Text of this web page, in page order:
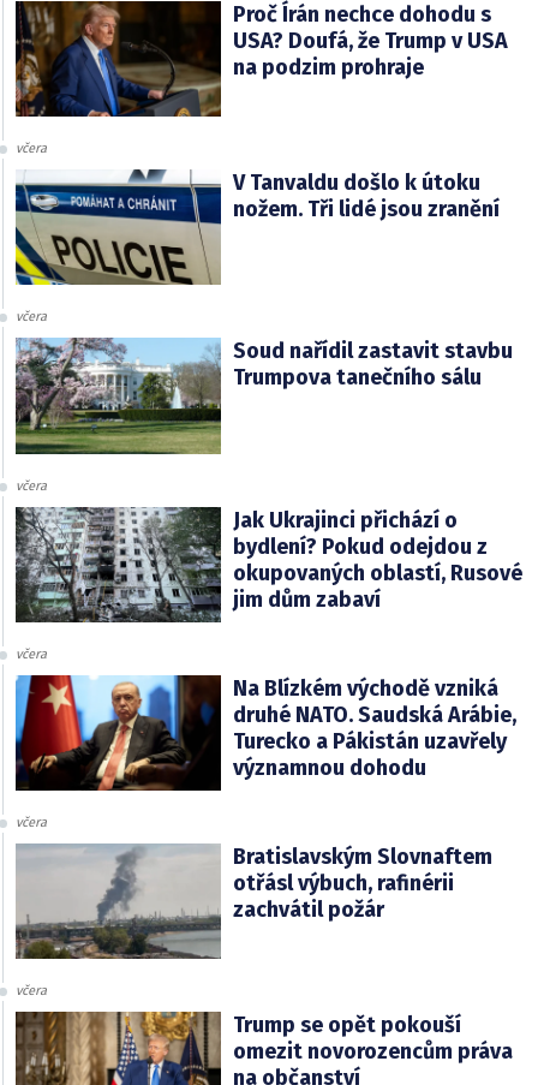
Proč Írán nechce dohodu s
USA? Doufá, že Trump v USA
na podzim prohraje
včera
V Tanvaldu došlo k útoku
nožem. Tři lidé jsou zranění
včera
Soud nařídil zastavit stavbu
Trumpova tanečního sálu
včera
Jak Ukrajinci přichází o
bydlení? Pokud odejdou z
okupovaných oblastí, Rusové
jim dům zabaví
včera
Na Blízkém východě vzniká
druhé NATO. Saudská Arábie,
Turecko a Pákistán uzavřely
významnou dohodu
včera
Bratislavským Slovnaftem
otřásl výbuch, rafinérii
zachvátil požár
včera
Trump se opět pokouší
omezit novorozencům práva
na občanství